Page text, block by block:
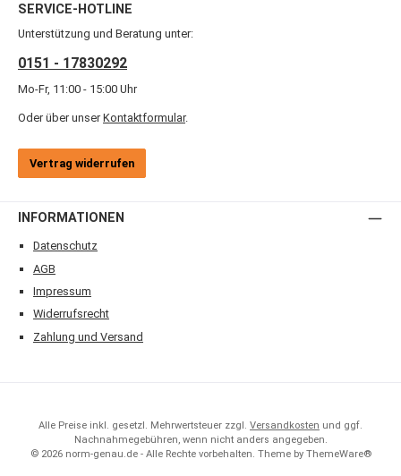
SERVICE-HOTLINE
Unterstützung und Beratung unter:
0151 - 17830292
Mo-Fr, 11:00 - 15:00 Uhr
Oder über unser Kontaktformular.
Vertrag widerrufen
INFORMATIONEN
Datenschutz
AGB
Impressum
Widerrufsrecht
Zahlung und Versand
Alle Preise inkl. gesetzl. Mehrwertsteuer zzgl. Versandkosten und ggf.
Nachnahmegebühren, wenn nicht anders angegeben.
© 2026 norm-genau.de - Alle Rechte vorbehalten. Theme by ThemeWare®